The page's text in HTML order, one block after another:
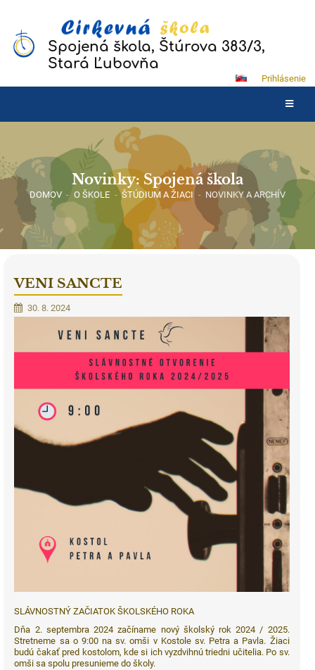
Spojená škola, Štúrova 383/3,
Stará Ľubovňa
Prihlásenie
Novinky: Spojená škola
DOMOV - O ŠKOLE - ŠTÚDIUM A ŽIACI - NOVINKY A ARCHÍV
VENI SANCTE
30. 8. 2024
SLÁVNOSTNÝ ZAČIATOK ŠKOLSKÉHO ROKA
Dňa 2. septembra 2024 začíname nový školský rok 2024 / 2025.
Stretneme sa o 9:00 na sv. omši v Kostole sv. Petra a Pavla. Žiaci
budú čakať pred kostolom, kde si ich vyzdvihnú triedni učitelia. Po sv.
omši sa spolu presunieme do školy.